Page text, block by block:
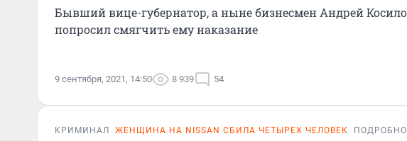
Бывший вице-губернатор, а ныне бизнесмен Андрей
попросил смягчить ему наказание
9 сентября, 2021, 14:50 8 939 54
КРИМИНАЛ ЖЕНЩИНА НА NISSAN СБИЛА ЧЕТЫРЕХ ЧЕЛОВЕК